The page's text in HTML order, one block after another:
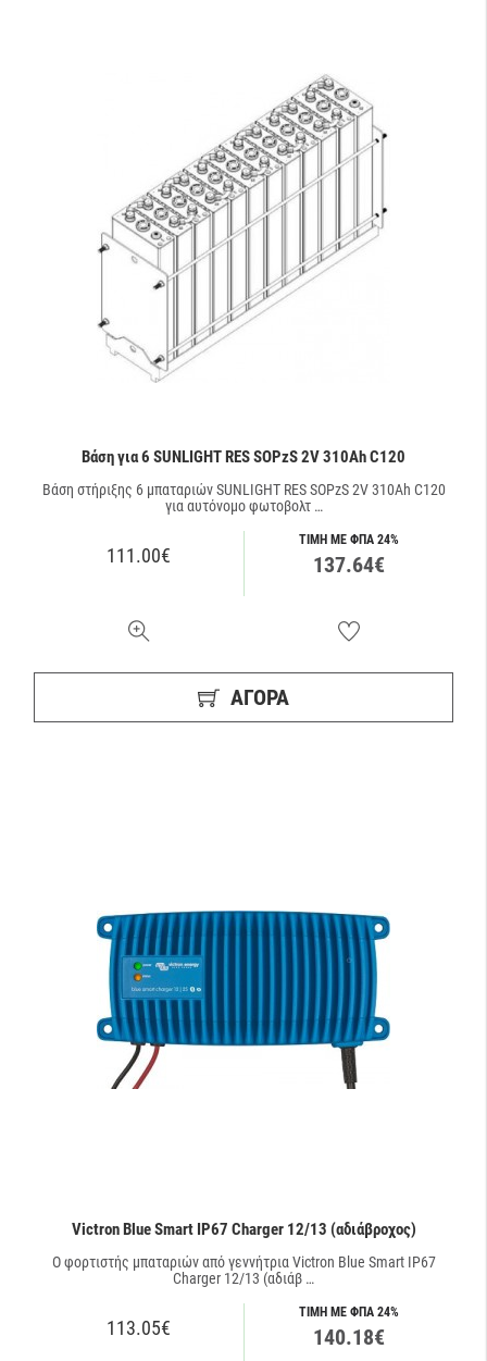
Βάση για 6 SUNLIGHT RES SOPzS 2V 310Ah C120
Βάση στήριξης 6 μπαταριών SUNLIGHT RES SOPzS 2V 310Ah C120
για αυτόνομο φωτοβολτ …
111.00€
ΤΙΜΗ ΜΕ ΦΠΑ 24%
137.64€
ΑΓΟΡΑ
Victron Blue Smart IP67 Charger 12/13 (αδιάβροχος)
O φορτιστής μπαταριών από γεννήτρια Victron Blue Smart IP67
Charger 12/13 (αδιάβ …
113.05€
ΤΙΜΗ ΜΕ ΦΠΑ 24%
140.18€